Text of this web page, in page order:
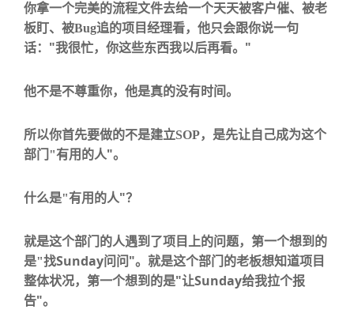
你拿一个完美的流程文件去给一个天天被客户催、被老
板盯、被Bug追的项目经理看，他只会跟你说一句
话： "我很忙，你这些东西我以后再看。 "
他不是不尊重你，他是真的没有时间 。
所以你首先要做的不是建立SOP，是先让自己成为这个
部门
"有用的人"。
什么是"有用的人"？
就是这个部门的人遇到了项目上的问题，第一个想到的
是"找Sunday问问 "。就是这个部门的老板想知道项目
整体状况，第一个想到的是"让Sunday给我拉个报
告"。